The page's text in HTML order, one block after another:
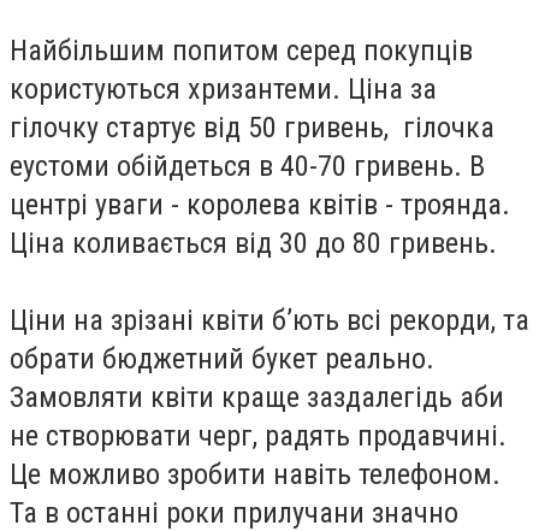
Найбільшим попитом серед покупців
користуються хризантеми. Ціна за
гілочку стартує від 50 гривень, гілочка
еустоми обійдеться в 40-70 гривень. В
центрі уваги - королева квітів - троянда.
Ціна коливається від 30 до 80 гривень.
Ціни на зрізані квіти б’ють всі рекорди, та
обрати бюджетний букет реально.
Замовляти квіти краще заздалегідь аби
не створювати черг, радять продавчині.
Це можливо зробити навіть телефоном.
Та в останні роки прилучани значно